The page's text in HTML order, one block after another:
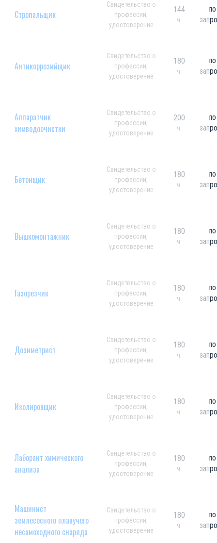
Стропальщик
Свидетельство о
профессии,
удостоверение
144
ч.
по
Антикоррозийщик
Свидетельство о
профессии,
удостоверение
180
ч.
по
Аппаратчик
химводоочистки
Свидетельство о
профессии,
удостоверение
200
ч.
по
Бетонщик
Свидетельство о
профессии,
удостоверение
180
ч.
по
Вышкомонтажник
Свидетельство о
профессии,
удостоверение
180
ч.
по
Газорезчик
Свидетельство о
профессии,
удостоверение
180
ч.
по
Дозиметрист
Свидетельство о
профессии,
удостоверение
180
ч.
по
Изолировщик
Свидетельство о
профессии,
удостоверение
180
ч.
по
Лаборант химического
анализа
Свидетельство о
профессии,
удостоверение
180
ч.
по
Машинист
землесосного плавучего
несамоходного снаряда
Свидетельство о
профессии,
удостоверение
180
ч.
по